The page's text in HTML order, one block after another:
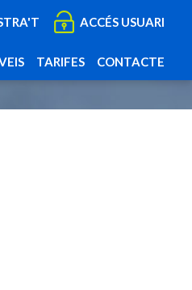
ACCÉS USUARI
TARIFES CONTACTE